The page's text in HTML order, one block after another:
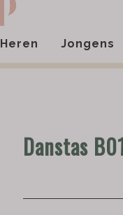
Heren Jongens
Danstas